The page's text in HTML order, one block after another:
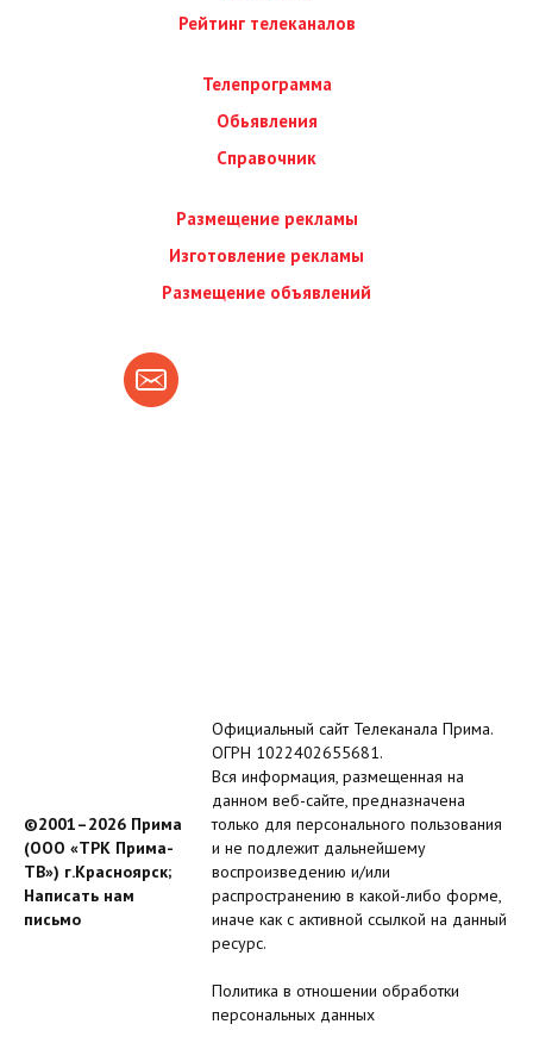
Рейтинг телеканалов
Телепрограмма
Обьявления
Справочник
Размещение рекламы
Изготовление рекламы
Размещение объявлений
©2001–2026 Прима
(ООО «ТРК Прима-
ТВ») г.Красноярск;
Написать нам
письмо
Официальный сайт Телеканала Прима.
ОГРН 1022402655681.
Вся информация, размещенная на
данном веб-сайте, предназначена
только для персонального пользования
и не подлежит дальнейшему
воспроизведению и/или
распространению в какой-либо форме,
иначе как с активной ссылкой на данный
ресурс.
Политика в отношении обработки
персональных данных